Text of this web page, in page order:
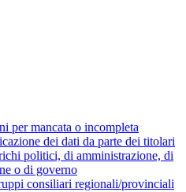
per mancata o incompleta
dei dati da parte dei titolari
politici, di amministrazione, di
o di governo
consiliari regionali/provinciali